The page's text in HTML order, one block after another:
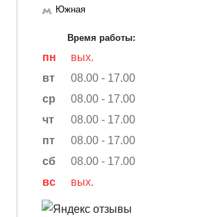
Южная
Время работы:
пн
вых.
вт
08.00 - 17.00
ср
08.00 - 17.00
чт
08.00 - 17.00
пт
08.00 - 17.00
сб
08.00 - 17.00
вс
вых.